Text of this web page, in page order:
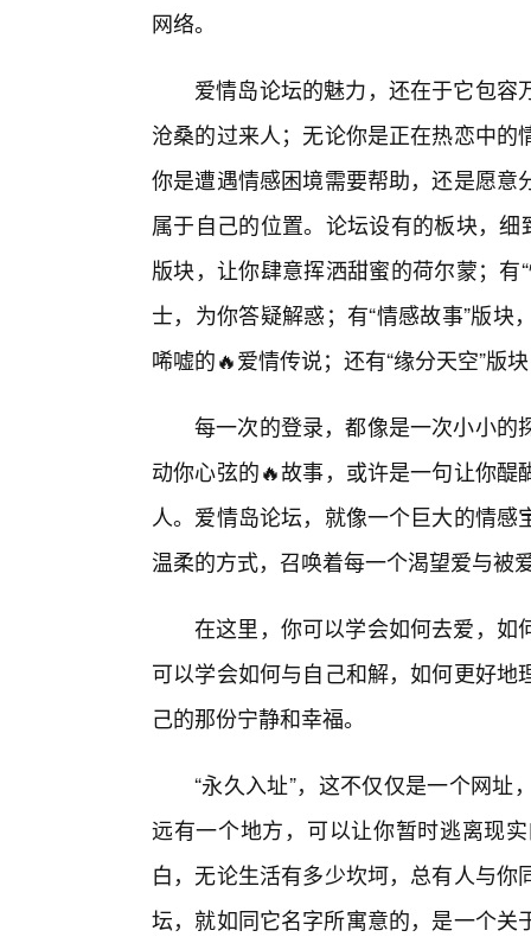
网络。
爱情岛论坛的魅力，还在于它包
沧桑的过来人；无论你是正在热恋中
你是遭遇情感困境需要帮助，还是愿
属于自己的位置。论坛设有的板块，
版块，让你肆意挥洒甜蜜的荷尔蒙；
士，为你答疑解惑；有“情感故事”版
唏嘘的🔥爱情传说；还有“缘分天空”版
每一次的登录，都像是一次小小的
动你心弦的🔥故事，或许是一句让你
人。爱情岛论坛，就像一个巨大的情
温柔的方式，召唤着每一个渴望爱与被
在这里，你可以学会如何去爱，如
可以学会如何与自己和解，如何更好
己的那份宁静和幸福。
“永久入址”，这不仅仅是一个网
远有一个地方，可以让你暂时逃离现
白，无论生活有多少坎坷，总有人与
坛，就如同它名字所寓意的，是一个